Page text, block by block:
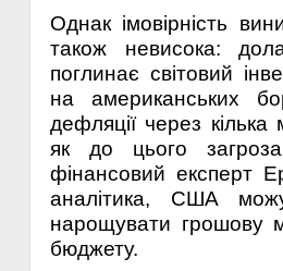
Однак імовірність
також невисока:
поглинає світовий
на американських
дефляції через
як до цього
фінансовий експерт
аналітика, США
нарощувати грошову
бюджету.